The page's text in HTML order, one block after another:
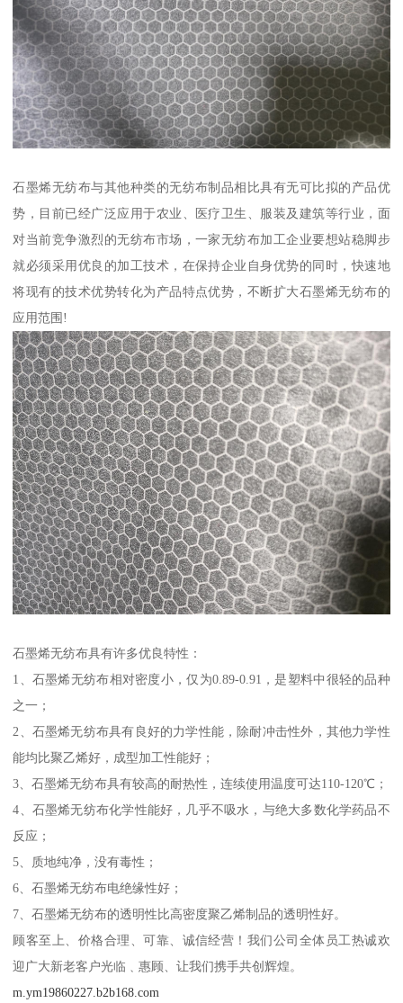
石墨烯无纺布与其他种类的无纺布制品相比具有无可比拟的产品优
势，目前已经广泛应用于农业、医疗卫生、服装及建筑等行业，面
对当前竞争激烈的无纺布市场，一家无纺布加工企业要想站稳脚步
就必须采用优良的加工技术，在保持企业自身优势的同时，快速地
将现有的技术优势转化为产品特点优势，不断扩大石墨烯无纺布的
应用范围!
石墨烯无纺布具有许多优良特性：
1、石墨烯无纺布相对密度小，仅为0.89-0.91，是塑料中很轻的品种
之一；
2、石墨烯无纺布具有良好的力学性能，除耐冲击性外，其他力学性
能均比聚乙烯好，成型加工性能好；
3、石墨烯无纺布具有较高的耐热性，连续使用温度可达110-120℃；
4、石墨烯无纺布化学性能好，几乎不吸水，与绝大多数化学药品不
反应；
5、质地纯净，没有毒性；
6、石墨烯无纺布电绝缘性好；
7、石墨烯无纺布的透明性比高密度聚乙烯制品的透明性好。
顾客至上、价格合理、可靠、诚信经营！我们公司全体员工热诚欢
迎广大新老客户光临﹑惠顾、让我们携手共创辉煌。
m.ym19860227.b2b168.com